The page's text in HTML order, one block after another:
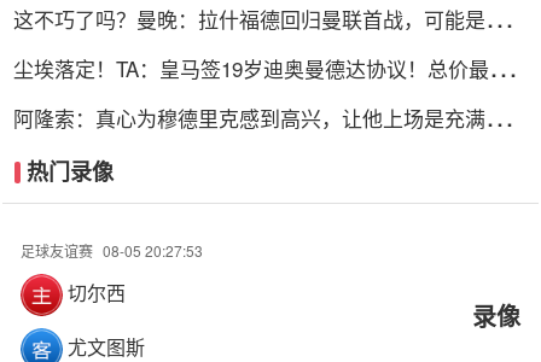
这不巧了吗？曼晚：拉什福德回归曼联首战，可能是对阿
尘埃落定！TA：皇马签19岁迪奥曼德达协议！总价最高
阿隆索：真心为穆德里克感到高兴，让他上场是充满情感
热门录像
足球友谊赛 08-05 20:27:53
切尔西
尤文图斯
录像